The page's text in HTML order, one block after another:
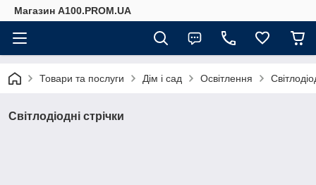
Магазин A100.PROM.UA
Товари та послуги Дім і сад Освітлення
Світлодіодні стрічки